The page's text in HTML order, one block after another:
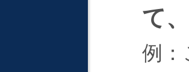
て、
例：